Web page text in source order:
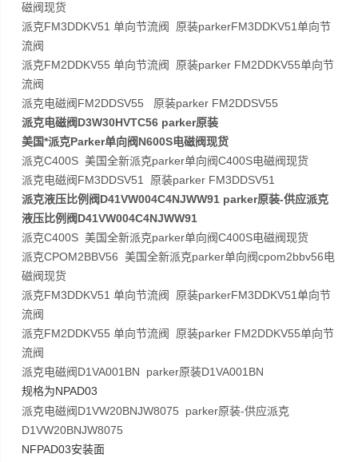
磁阀现货
派克FM3DDKV51 单向节流阀 原装parkerFM3DDKV51单向节
流阀
派克FM2DDKV55 单向节流阀 原装parker FM2DDKV55单向节
流阀
派克电磁阀FM2DDSV55 原装parker FM2DDSV55
派克电磁阀D3W30HVTC56 parker原装
美国*派克Parker单向阀N600S电磁阀现货
派克C400S 美国全新派克parker单向阀C400S电磁阀现货
派克电磁阀FM3DDSV51 原装parker FM3DDSV51
派克液压比例阀D41VW004C4NJWW91 parker原装-供应派克
液压比例阀D41VW004C4NJWW91
派克C400S 美国全新派克parker单向阀C400S电磁阀现货
派克CPOM2BBV56 美国全新派克parker单向阀cpom2bbv56电
磁阀现货
派克FM3DDKV51 单向节流阀 原装parkerFM3DDKV51单向节
流阀
派克FM2DDKV55 单向节流阀 原装parker FM2DDKV55单向节
流阀
派克电磁阀D1VA001BN parker原装D1VA001BN
规格为NPAD03
派克电磁阀D1VW20BNJW8075 parker原装-供应派克
D1VW20BNJW8075
NFPAD03安装面